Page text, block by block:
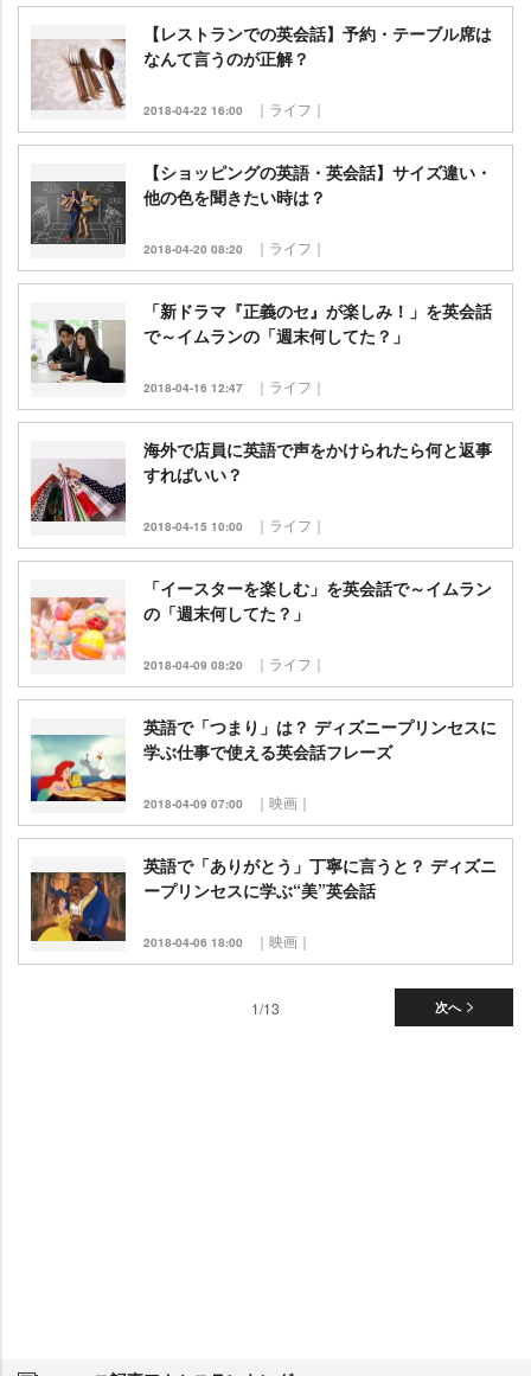
【レストランでの英会話】予約・テーブル席は
なんて言うのが正解？
2018-04-22 16:00 ｜ライフ｜
【ショッピングの英語・英会話】サイズ違い・
他の色を聞きたい時は？
2018-04-20 08:20 ｜ライフ｜
「新ドラマ『正義のセ』が楽しみ！」を英会話
で～イムランの「週末何してた？」
2018-04-16 12:47 ｜ライフ｜
海外で店員に英語で声をかけられたら何と返事
すればいい？
2018-04-15 10:00 ｜ライフ｜
「イースターを楽しむ」を英会話で～イムラン
の「週末何してた？」
2018-04-09 08:20 ｜ライフ｜
英語で「つまり」は？ ディズニープリンセスに
学ぶ仕事で使える英会話フレーズ
2018-04-09 07:00 ｜映画｜
英語で「ありがとう」丁寧に言うと？ ディズニ
ープリンセスに学ぶ“美”英会話
2018-04-06 18:00 ｜映画｜
次へ
1/13